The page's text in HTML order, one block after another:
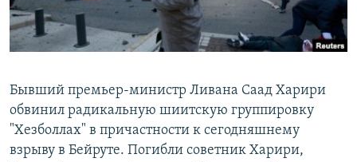
Бывший премьер-министр Ливана Саад Харири
обвинил радикальную шиитскую группировку
"Хезболлах" в причастности к сегодняшнему
взрыву в Бейруте. Погибли советник Харири,